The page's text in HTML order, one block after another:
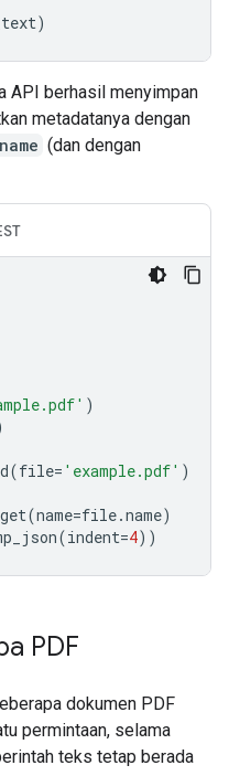
)
API berhasil menyimpan
metadatanya dengan
name (dan dengan
)
(file= 'example.pdf' )
get(name=file.name)
(indent=4))
PDF
dokumen PDF
permintaan, selama
teks tetap berada